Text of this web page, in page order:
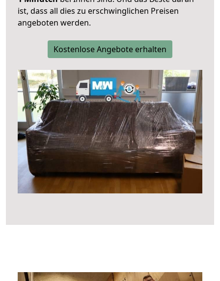
ist, dass all dies zu erschwinglichen Preisen
angeboten werden.
Kostenlose Angebote erhalten